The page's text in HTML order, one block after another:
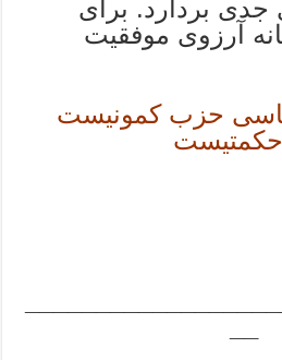
جدی بردارد. برای
آرزوی موفقیت
حزب کمونیست
حکمتیست